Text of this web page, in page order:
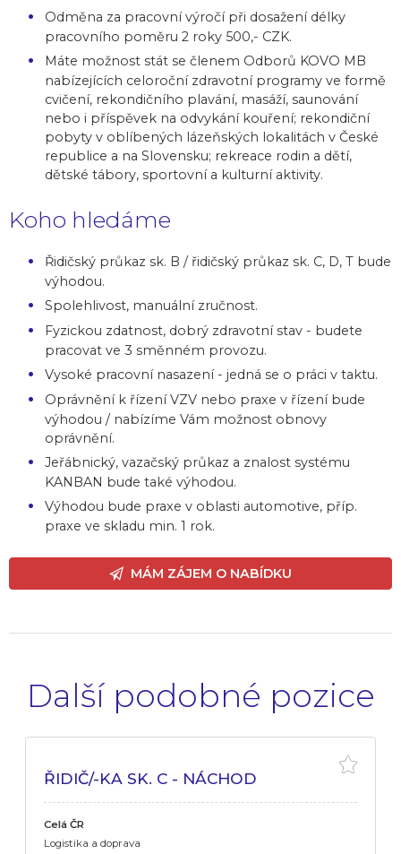
Odměna za pracovní výročí při dosažení délky
pracovního poměru 2 roky 500,- CZK.
Máte možnost stát se členem Odborů KOVO MB
nabízejících celoroční zdravotní programy ve formě
cvičení, rekondičního plavání, masáží, saunování
nebo i příspěvek na odvykání kouření; rekondiční
pobyty v oblíbených lázeňských lokalitách v České
republice a na Slovensku; rekreace rodin a dětí,
dětské tábory, sportovní a kulturní aktivity.
Koho hledáme
Řidičský průkaz sk. B / řidičský průkaz sk. C, D, T bude
výhodou.
Spolehlivost, manuální zručnost.
Fyzickou zdatnost, dobrý zdravotní stav - budete
pracovat ve 3 směnném provozu.
Vysoké pracovní nasazení - jedná se o práci v taktu.
Oprávnění k řízení VZV nebo praxe v řízení bude
výhodou / nabízíme Vám možnost obnovy
oprávnění.
Jeřábnický, vazačský průkaz a znalost systému
KANBAN bude také výhodou.
Výhodou bude praxe v oblasti automotive, příp.
praxe ve skladu min. 1 rok.
MÁM ZÁJEM O NABÍDKU
Další podobné pozice
ŘIDIČ/-KA SK. C - NÁCHOD
Celá ČR
Logistika a doprava